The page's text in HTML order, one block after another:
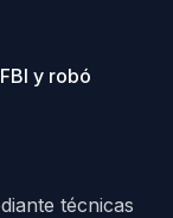
y robó
técnicas